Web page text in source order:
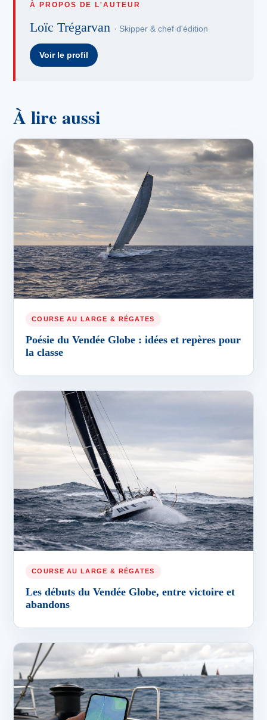
À PROPOS DE L'AUTEUR
Loïc Trégarvan · Skipper & chef d'édition
Voir le profil
À lire aussi
COURSE AU LARGE & RÉGATES
Poésie du Vendée Globe : idées et repères pour
la classe
COURSE AU LARGE & RÉGATES
Les débuts du Vendée Globe, entre victoire et
abandons